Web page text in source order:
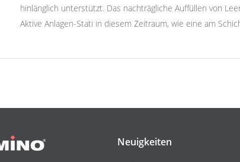
hinlänglich unterstützt. Das nachträgliche Auffüllen von
Aktive Anlagen-Stati in diesem Zeitraum, wie eine am
Neuigkeiten